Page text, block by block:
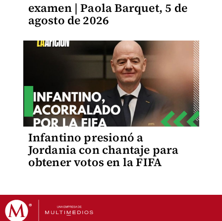
examen | Paola Barquet, 5 de
agosto de 2026
Infantino presionó a
Jordania con chantaje para
obtener votos en la FIFA